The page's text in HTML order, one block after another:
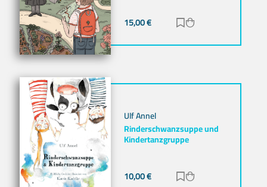
15,00€ Zur Merkliste
Ulf Annel
Rinderschwanzsuppe und
Kindertanzgruppe
10,00€ Zur Merkliste